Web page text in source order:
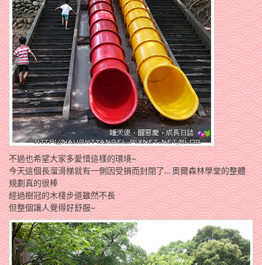
不過也希望大家多愛惜這樣的環境~
今天這個長溜滑梯就有一側因受損而封閉了… 奧爾森林學堂的整體
規劃真的很棒
經過樹冠的木棧步道雖然不長
但整個讓人覺得好舒服~